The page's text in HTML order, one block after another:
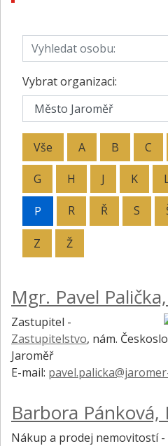
Vyhledat osobu:
Vybrat organizaci:
Vše A B C
G H J K
P R Ř S
Z Ž
Mgr. Pavel
Zastupitel -
Zastupitelstvo, nám.
Jaroměř
E-mail:
Barbora Pánková,
Nákup a prodej nemovitostí -